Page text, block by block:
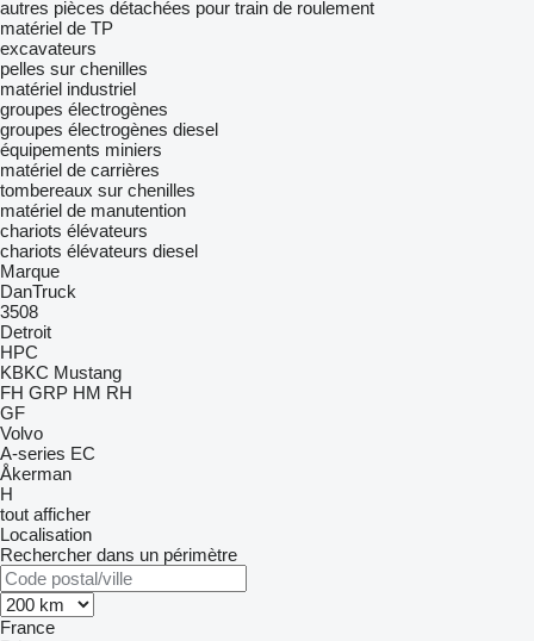
autres pièces détachées pour train de roulement
matériel de TP
excavateurs
pelles sur chenilles
matériel industriel
groupes électrogènes
groupes électrogènes diesel
équipements miniers
matériel de carrières
tombereaux sur chenilles
matériel de manutention
chariots élévateurs
chariots élévateurs diesel
Marque
DanTruck
3508
Detroit
HPC
KBKC Mustang
FH GRP HM RH
GF
Volvo
A-series EC
Åkerman
H
tout afficher
Localisation
Rechercher dans un périmètre
France